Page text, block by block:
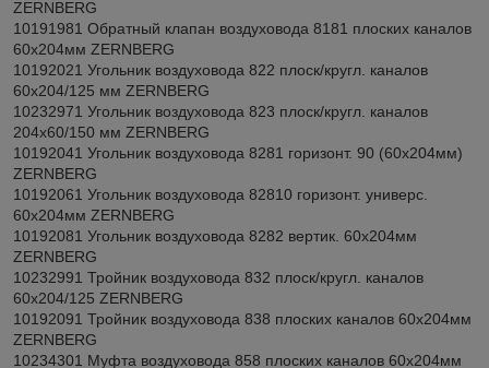
ZERNBERG
10191981 Обратный клапан воздуховода 8181 плоских каналов
60х204мм ZERNBERG
10192021 Угольник воздуховода 822 плоск/кругл. каналов
60х204/125 мм ZERNBERG
10232971 Угольник воздуховода 823 плоск/кругл. каналов
204х60/150 мм ZERNBERG
10192041 Угольник воздуховода 8281 горизонт. 90 (60х204мм)
ZERNBERG
10192061 Угольник воздуховода 82810 горизонт. универс.
60х204мм ZERNBERG
10192081 Угольник воздуховода 8282 вертик. 60х204мм
ZERNBERG
10232991 Тройник воздуховода 832 плоск/кругл. каналов
60х204/125 ZERNBERG
10192091 Тройник воздуховода 838 плоских каналов 60х204мм
ZERNBERG
10234301 Муфта воздуховода 858 плоских каналов 60х204мм